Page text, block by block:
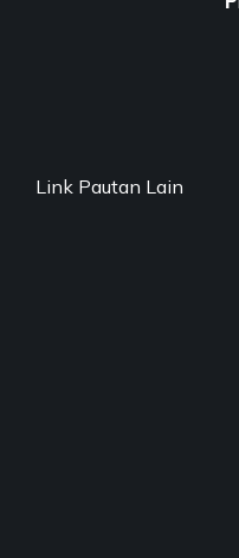
Link Pautan Lain